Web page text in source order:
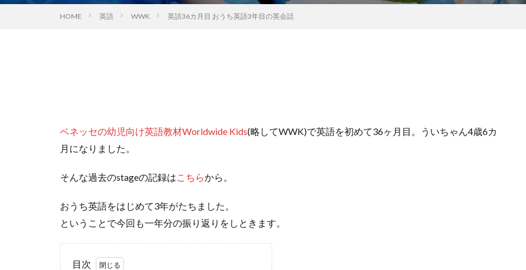
HOME 英語 WWK 英語36カ月目 おうち英語3年目の英会話
ベネッセの幼児向け英語教材Worldwide Kids(略してWWK)で英語を初めて36ヶ月目。ういちゃん4歳6カ
月になりました。
そんな過去のstageの記録は こちらから。
おうち英語をはじめて3年がたちました。
ということで今回も一年分の振り返りをしときます。
目次